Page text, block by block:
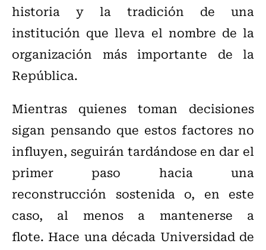
historia y la tradición de una
institución que lleva el nombre de la
organización más importante de la
República.
Mientras quienes toman decisiones
sigan pensando que estos factores no
influyen, seguirán tardándose en dar el
primer paso hacia una
reconstrucción sostenida o, en este
caso, al menos a mantenerse a
flote. Hace una década Universidad de